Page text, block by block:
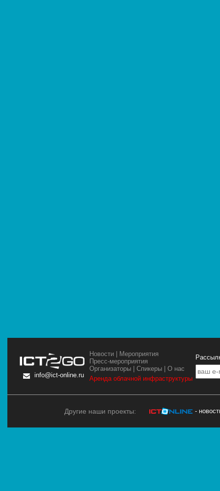
info@ict-online.ru
Новости | Мероприятия
Пресс-мероприятия
Организаторы |Спикеры |О нас
Аренда облачной инфраструктуры
Другие наши проекты: -